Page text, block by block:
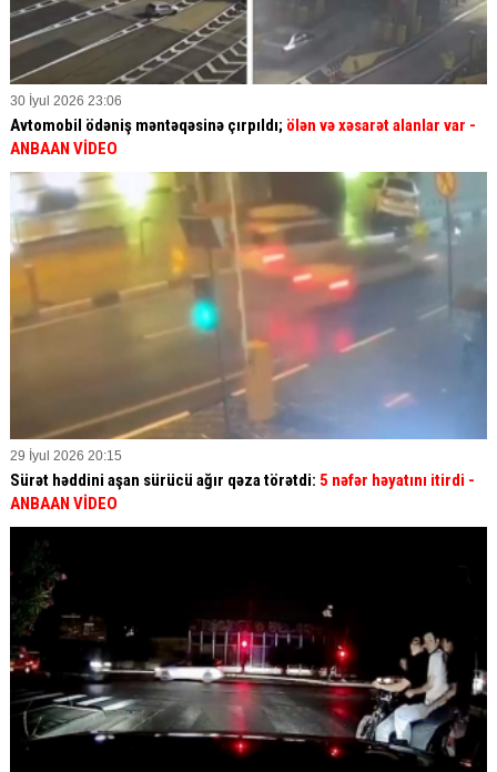
30 İyul 2026 23:06
Avtomobil ödəniş məntəqəsinə çırpıldı; ölən və xəsarət alanlar var -
ANBAAN VİDEO
29 İyul 2026 20:15
Sürət həddini aşan sürücü ağır qəza törətdi: 5 nəfər həyatını itirdi -
ANBAAN VİDEO